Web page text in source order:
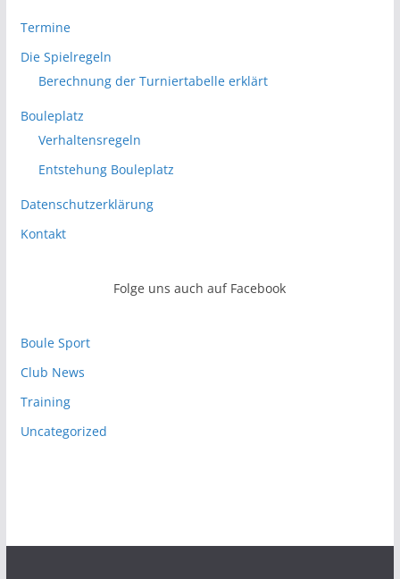
Termine
Die Spielregeln
Berechnung der Turniertabelle erklärt
Bouleplatz
Verhaltensregeln
Entstehung Bouleplatz
Datenschutzerklärung
Kontakt
Folge uns auch auf Facebook
Boule Sport
Club News
Training
Uncategorized